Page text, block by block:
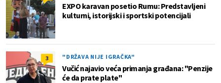
EXPO karavan posetio Rumu: Predstavljeni
kulturni, istorijski i sportski potencijali
3 "DRŽAVA NIJE IGRAČKA"
Vučić najavio veća primanja građana: "Penzije
će da prate plate"